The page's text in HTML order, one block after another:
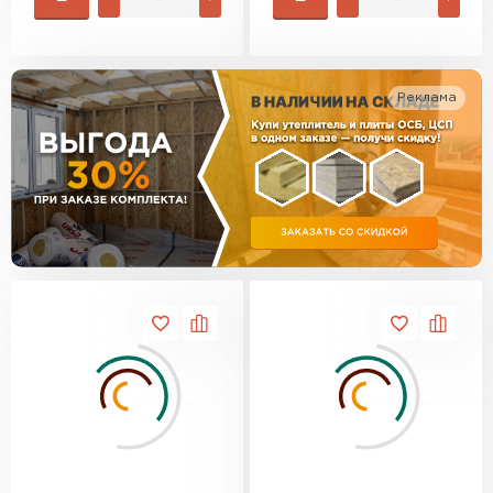
Реклама
Утеплитель Изотек
Утеплитель Ruspanel
ПЕРЕЙТИ
Утеплитель Hotrock
Утеплитель Xotpipe
Утеплитель Юматекс
Утеплитель Теплекс
Утеплитель Эковер
Утеплитель Белтеп